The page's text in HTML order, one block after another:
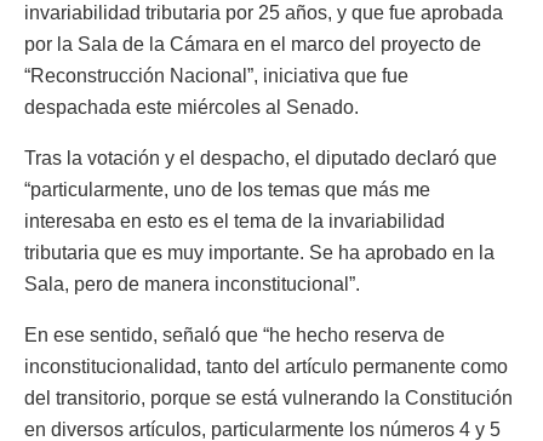
invariabilidad tributaria por 25 años, y que fue aprobada
por la Sala de la Cámara en el marco del proyecto de
“Reconstrucción Nacional”, iniciativa que fue
despachada este miércoles al Senado.
Tras la votación y el despacho, el diputado declaró que
“particularmente, uno de los temas que más me
interesaba en esto es el tema de la invariabilidad
tributaria que es muy importante. Se ha aprobado en la
Sala, pero de manera inconstitucional”.
En ese sentido, señaló que “he hecho reserva de
inconstitucionalidad, tanto del artículo permanente como
del transitorio, porque se está vulnerando la Constitución
en diversos artículos, particularmente los números 4 y 5